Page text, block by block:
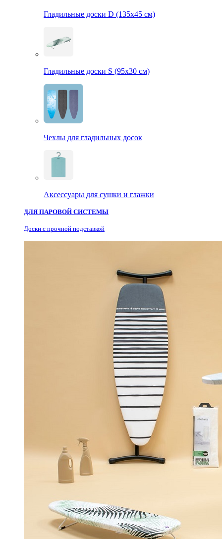
Гладильные доски D (135х45 см)
Гладильные доски S (95х30 см)
Чехлы для гладильных досок
Аксессуары для сушки и глажки
ДЛЯ ПАРОВОЙ СИСТЕМЫ
Доски с прочной подставкой